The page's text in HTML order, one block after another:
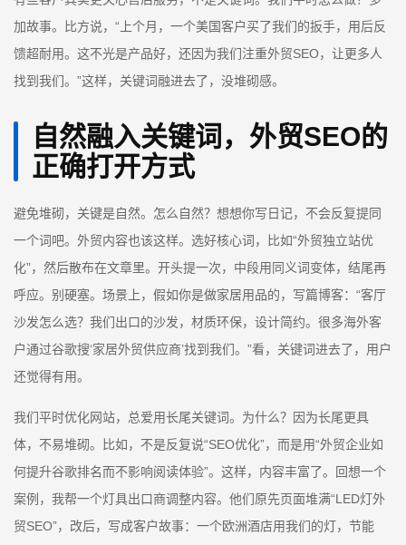
加故事。比方说，“上个月，一个美国客户买了我们的扳手，用后反
馈超耐用。这不光是产品好，还因为我们注重外贸SEO，让更多人
找到我们。”这样，关键词融进去了，没堆砌感。
自然融入关键词，外贸SEO的
正确打开方式
避免堆砌，关键是自然。怎么自然？想想你写日记，不会反复提同
一个词吧。外贸内容也该这样。选好核心词，比如“外贸独立站优
化”，然后散布在文章里。开头提一次，中段用同义词变体，结尾再
呼应。别硬塞。场景上，假如你是做家居用品的，写篇博客：“客厅
沙发怎么选？我们出口的沙发，材质环保，设计简约。很多海外客
户通过谷歌搜‘家居外贸供应商’找到我们。”看，关键词进去了，用户
还觉得有用。
我们平时优化网站，总爱用长尾关键词。为什么？因为长尾更具
体，不易堆砌。比如，不是反复说“SEO优化”，而是用“外贸企业如
何提升谷歌排名而不影响阅读体验”。这样，内容丰富了。回想一个
案例，我帮一个灯具出口商调整内容。他们原先页面堆满“LED灯外
贸SEO”，改后，写成客户故事：一个欧洲酒店用我们的灯，节能